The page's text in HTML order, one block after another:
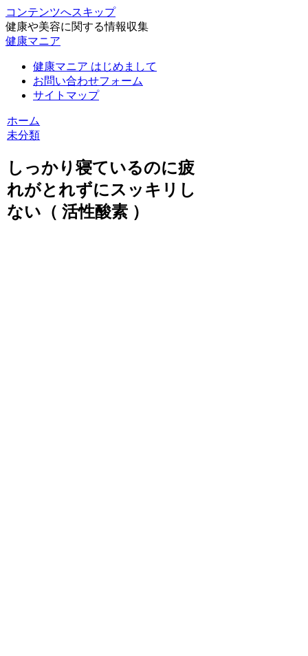
コンテンツへスキップ
健康や美容に関する情報収集
健康マニア
健康マニア はじめまして
お問い合わせフォーム
サイトマップ
ホーム
未分類
しっかり寝ているのに疲
れがとれずにスッキリし
ない（ 活性酸素 ）